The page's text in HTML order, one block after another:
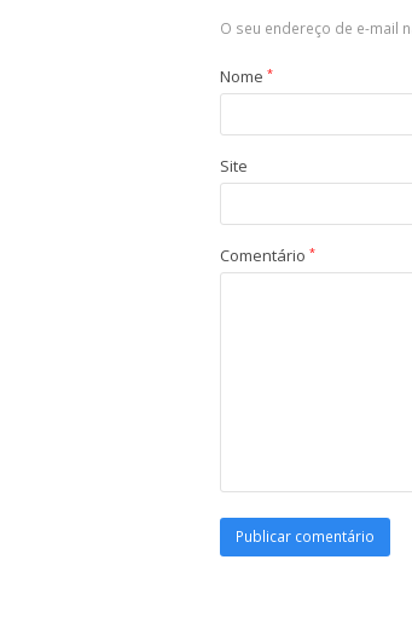
O seu endereço de e-mail
Nome *
Site
Comentário *